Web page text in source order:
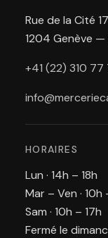
Rue de la Cité 17
1204 Genève —
+41 (22) 310 77
HORAIRES
Lun · 14h – 18h
Mar – Ven · 10h
Sam · 10h – 17h
Fermé le